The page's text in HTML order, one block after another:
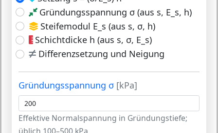
Gründungsspannung σ (aus s, E_s, h)
Steifemodul E_s (aus s, σ, h)
Schichtdicke h (aus s, σ, E_s)
Differenzsetzung und Neigung
Gründungsspannung σ [kPa]
Effektive Normalspannung in Gründungstiefe;